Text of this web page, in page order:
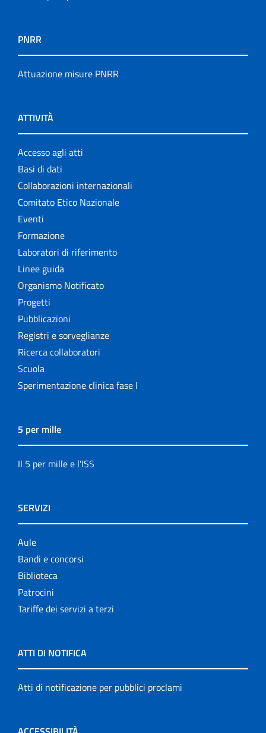
PNRR
Attuazione misure PNRR
ATTIVITÀ
Accesso agli atti
Basi di dati
Collaborazioni internazionali
Comitato Etico Nazionale
Eventi
Formazione
Laboratori di riferimento
Linee guida
Organismo Notificato
Progetti
Pubblicazioni
Registri e sorveglianze
Ricerca collaboratori
Scuola
Sperimentazione clinica fase I
5 per mille
Il 5 per mille e l'ISS
SERVIZI
Aule
Bandi e concorsi
Biblioteca
Patrocini
Tariffe dei servizi a terzi
ATTI DI NOTIFICA
Atti di notificazione per pubblici proclami